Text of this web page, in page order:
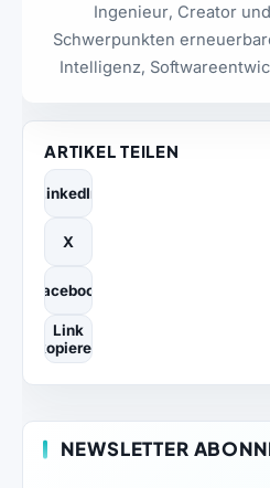
Ingenieur, Creator
Schwerpunkten
Intelligenz,
ARTIKEL TEILEN
LinkedIn
X
Facebook
Link
kopieren
NEWSLETTER